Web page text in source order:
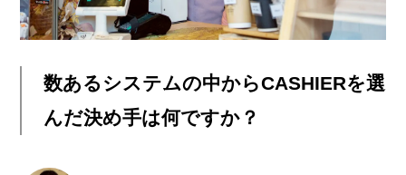
数あるシステムの中からCASHIERを選
んだ決め手は何ですか？